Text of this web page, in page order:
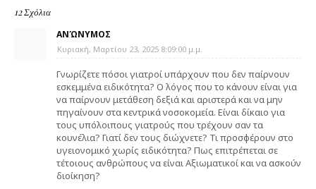
12 Σχόλια
ΑΝΏΝΥΜΟΣ
Κυριακή, Μαρτίου 23, 2025 8:09:00 μ.μ.
Γνωρίζετε πόσοι γιατροί υπάρχουν που δεν παίρνουν
εσκεμμένα ειδικότητα? Ο λόγος που το κάνουν είναι για
να παίρνουν μετάθεση δεξιά και αριστερά και να μην
πηγαίνουν στα κεντρικά νοσοκομεία. Είναι δίκαιο για
τους υπόλοιπους γιατρούς που τρέχουν σαν τα
κουνέλια? Γιατί δεν τους διώχνετε? Τι προσφέρουν στο
υγειονομικό χωρίς ειδικότητα? Πως επιτρέπεται σε
τέτοιους ανθρώπους να είναι Αξιωματικοί και να ασκούν
διοίκηση?